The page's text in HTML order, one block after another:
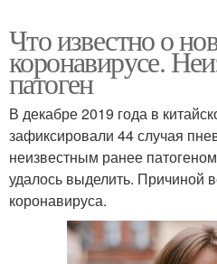
Что известно о
коронавирусе.
патоген
В декабре 2019 года в
зафиксировали 44 случая
неизвестным ранее
удалось выделить. Причиной
коронавируса.